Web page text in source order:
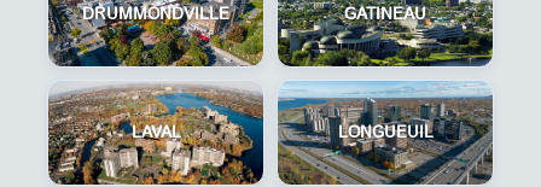
DRUMMONDVILLE GATINEAU
LAVAL LONGUEUIL